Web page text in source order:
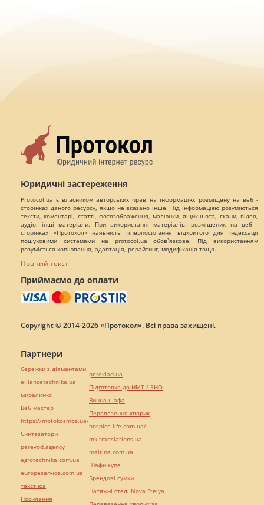
Юридичні застереження
Protocol.ua є власником авторських прав на інформацію, розміщену на веб -
сторінках даного ресурсу, якщо не вказано інше. Під інформацією розуміються
тексти, коментарі, статті, фотозображення, малюнки, ящик-шота, скани, відео,
аудіо, інші матеріали. При використанні матеріалів, розміщених на веб -
сторінках «Протокол» наявність гіперпосилання відкритого для індексації
пошуковими системами на protocol.ua обов`язкове. Під використанням
розуміється копіювання, адаптація, рерайтинг, модифікація тощо.
Повний текст
Приймаємо до оплати
Copyright © 2014-2026 «Протокол». Всі права захищені.
Партнери
Сережки з діамантами
alliancetechnika.ua
миралинкс
Веб мастер
https://motokosmos.ua/
Синтезатори
perevod.agency
agrotechnika.com.ua
europeservice.com.ua
текст юа
Посилання
pereklad.ua
Підготовка до НМТ / ЗНО
Винна шафа
Перевезення хворих
hospice-life.com.ua/
mk-translations.ua
maltina.com.ua
Шафи купе
Брендові сумки
Натяжні стелі Nova Stelya